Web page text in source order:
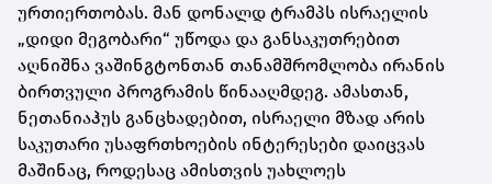
ურთიერთობას. მან დონალდ ტრამპს ისრაელის
„დიდი მეგობარი“ უწოდა და განსაკუთრებით
აღნიშნა ვაშინგტონთან თანამშრომლობა ირანის
ბირთვული პროგრამის წინააღმდეგ. ამასთან,
ნეთანიაჰუს განცხადებით, ისრაელი მზად არის
საკუთარი უსაფრთხოების ინტერესები დაიცვას
მაშინაც, როდესაც ამისთვის უახლოეს